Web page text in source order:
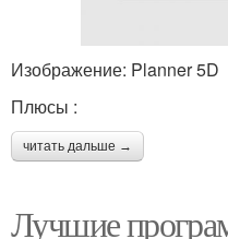
Изображение: Planner 5D
Плюсы :
читать дальше →
Лучшие